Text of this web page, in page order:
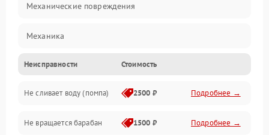
Механические повреждения
Механика
Электропитание
Водоснабжение
Слив
Неисправности Стоимость
Не сливает воду (помпа) 2500 ₽ Подробнее →
Не вращается барабан 1500 ₽ Подробнее →